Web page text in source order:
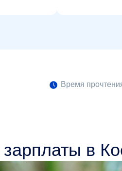
Время
зарплаты в